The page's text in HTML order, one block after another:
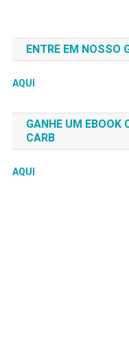
ENTRE EM NOSSO
AQUI
GANHE UM EBOOK
CARB
AQUI